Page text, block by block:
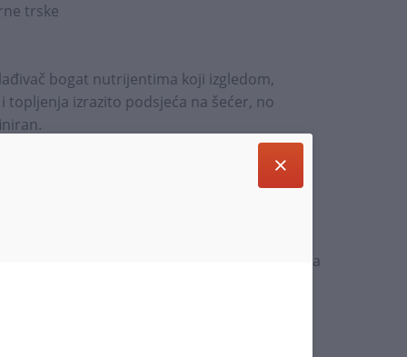
trske
bogat nutrijentima koji izgledom,
izrazito podsjeća na šećer, no
cink, željezo i vitamine B1, B2, B3 i B6.
se koristiti na bilo kojem receptu kao zamjena